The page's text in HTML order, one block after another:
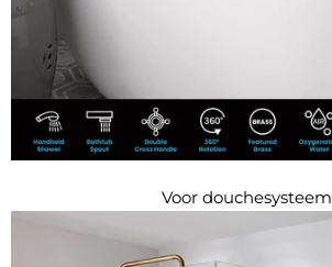
Voor douchesysteem